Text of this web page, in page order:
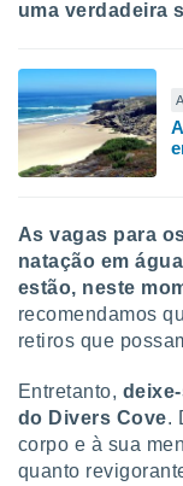
uma verdadeira
As vagas para
natação em
estão, neste
recomendamos
retiros que
Entretanto,
do Divers Cove.
corpo e à sua
quanto